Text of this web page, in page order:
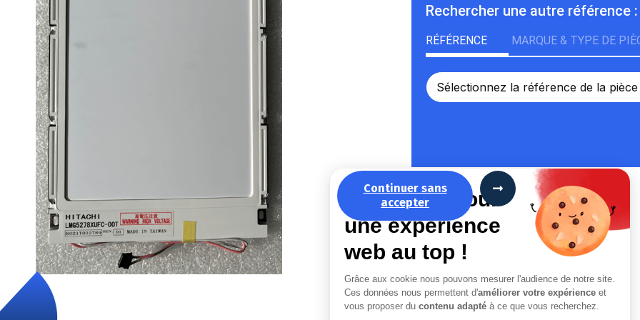
Continuer sans
accepter
La recette pour
une expérience
web au top !
Grâce aux cookie nous pouvons mesurer l'audience de notre site.
Ces données nous permettent d'améliorer votre expérience et
vous proposer du contenu adapté à ce que vous recherchez.
Rechercher une autre référence :
RÉFÉRENCE MARQUE & TYPE DE